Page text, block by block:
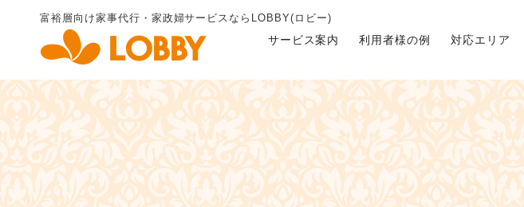
富裕層向け家事代行・家政婦サービスならLOBBY(ロビー)
サービス案内 利用者様の例 対応エリア